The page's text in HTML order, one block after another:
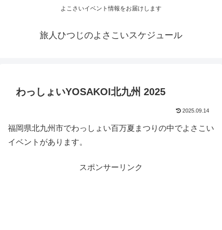
よこさいイベント情報をお届けします
旅人ひつじのよさこいスケジュール
わっしょいYOSAKOI北九州 2025
2025.09.14
福岡県北九州市でわっしょい百万夏まつりの中でよさこい
イベントがあります。
スポンサーリンク